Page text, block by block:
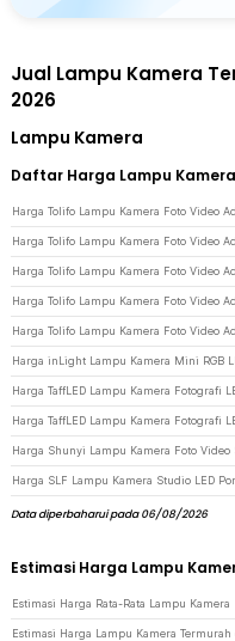
Jual Lampu Kamera
2026
Lampu Kamera
Daftar Harga Lampu
Data diperbaharui pada 06/08/2026
Estimasi Harga Lampu
Estimasi Harga Rata-Rata Lampu Kamera